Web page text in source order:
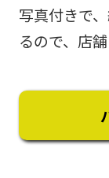
写真付きで
るので、店